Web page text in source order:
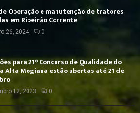
Operação e manutenção de tratores
em Ribeirão Corrente
26, 2024 0
para 21° Concurso de Qualidade do
Alta Mogiana estão abertas até 21 de
12, 2023 0